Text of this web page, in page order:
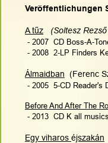
Veröffentlichungen
A tűz
(Soltesz
- 2007  CD Boss-A-
- 2008  2-LP Finders
Álmaidban
(Ferenc
- 2005  5-CD Reader's
Before And After The
- 2013  CD K all
Egy viharos éjszakán